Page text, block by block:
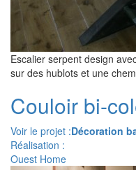
Escalier serpent design
sur des hublots et une
Couloir bi-
Voir le projet :Décoration
Réalisation :
Ouest Home